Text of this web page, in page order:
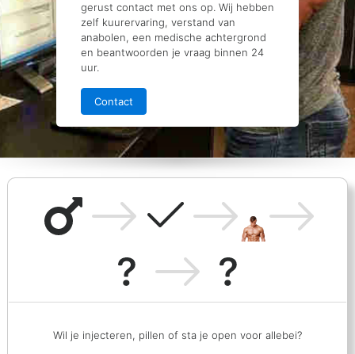
gerust contact met ons op. Wij hebben
zelf kuurervaring, verstand van
anabolen, een medische achtergrond
en beantwoorden je vraag binnen 24
uur.
Contact
Wil je injecteren, pillen of sta je open voor allebei?